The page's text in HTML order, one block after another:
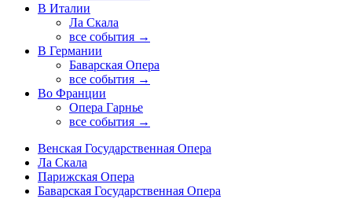
В Италии
Ла Скала
все события →
В Германии
Баварская Опера
все события →
Во Франции
Опера Гарнье
все события →
Венская Государственная Опера
Ла Скала
Парижская Опера
Баварская Государственная Опера